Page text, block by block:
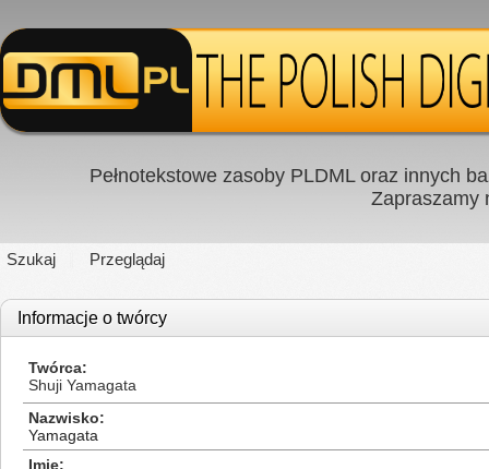
Pełnotekstowe zasoby PLDML oraz innych
Zapraszamy
Szukaj Przeglądaj
Informacje o twórcy
Twórca
Shuji Yamagata
Nazwisko
Yamagata
Imię